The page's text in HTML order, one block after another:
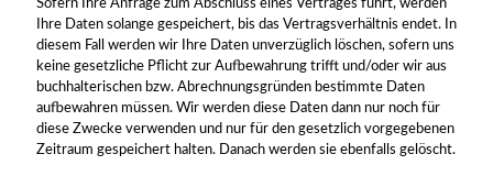
Sofern Ihre Anfrage zum Abschluss eines Vertrages führt, werden
Ihre Daten solange gespeichert, bis das Vertragsverhältnis endet. In
diesem Fall werden wir Ihre Daten unverzüglich löschen, sofern uns
keine gesetzliche Pflicht zur Aufbewahrung trifft und/oder wir aus
buchhalterischen bzw. Abrechnungsgründen bestimmte Daten
aufbewahren müssen. Wir werden diese Daten dann nur noch für
diese Zwecke verwenden und nur für den gesetzlich vorgegebenen
Zeitraum gespeichert halten. Danach werden sie ebenfalls gelöscht.